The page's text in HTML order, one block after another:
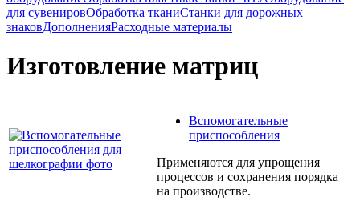
для сувенировОбработка тканиСтанки для дорожных
знаковДополненияРасходные материалы
Изготовление матриц
Вспомогательные
приспособления
Применяются для упрощения
процессов и сохранения порядка
на производстве.